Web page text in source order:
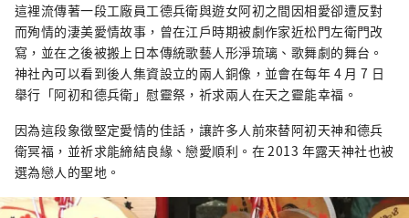
這裡流傳著一段工廠員工德兵衛與遊女阿初之間因相愛卻遭反對
而殉情的淒美愛情故事，曾在江戶時期被劇作家近松門左衛門改
寫，並在之後被搬上日本傳統歌藝人形淨琉璃、歌舞劇的舞台。
神社內可以看到後人集資設立的兩人銅像，並會在每年 4 月 7 日
舉行「阿初和德兵衛」慰靈祭，祈求兩人在天之靈能幸福。
因為這段象徵堅定愛情的佳話，讓許多人前來替阿初天神和德兵
衛冥福，並祈求能締結良緣、戀愛順利。在 2013 年露天神社也被
選為戀人的聖地。